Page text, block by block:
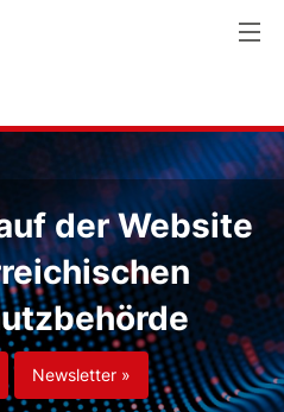
der Website
Newsletter »